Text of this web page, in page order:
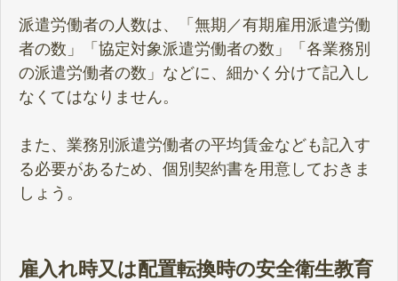
派遣労働者の人数は、「無期／有期雇用派遣労働
者の数」「協定対象派遣労働者の数」「各業務別
の派遣労働者の数」などに、細かく分けて記入し
なくてはなりません。
また、業務別派遣労働者の平均賃金なども記入す
る必要があるため、個別契約書を用意しておきま
しょう。
雇入れ時又は配置転換時の安全衛生教育